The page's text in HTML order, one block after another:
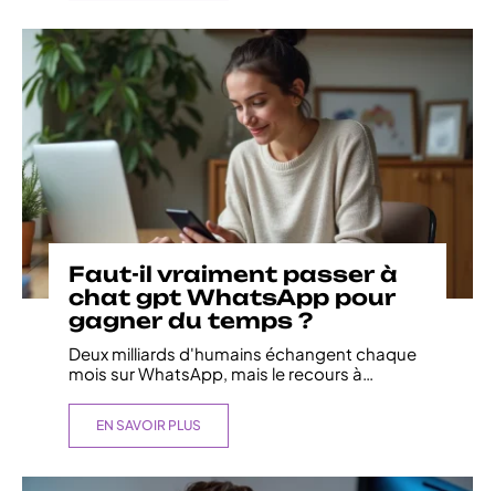
Faut-il vraiment passer à
chat gpt WhatsApp pour
gagner du temps ?
Deux milliards d'humains échangent chaque
mois sur WhatsApp, mais le recours à…
EN SAVOIR PLUS